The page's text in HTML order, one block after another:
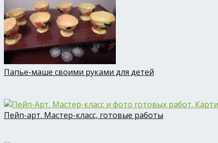
Папье-маше своими руками для детей
Пейп-арт. Мастер-класс, готовые работы